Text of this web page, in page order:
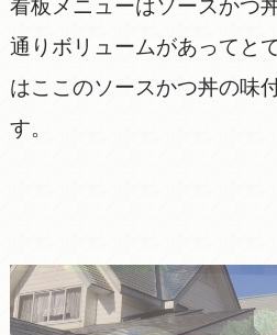
看板メニューはソースかつ
通りボリュームがあってと
はここのソースかつ丼の味
す。